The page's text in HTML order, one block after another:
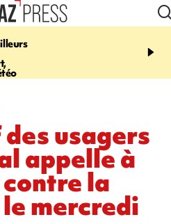
07:05
mobilisés pour traquer
usagers
appelle à
la
mercredi